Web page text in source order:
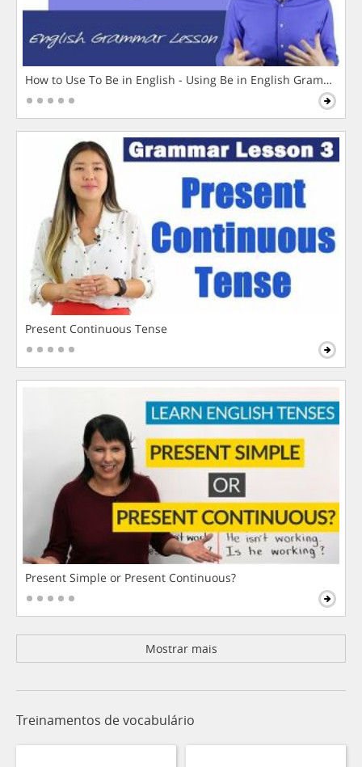
How to Use To Be in English - Using Be in English Grammar
Present Continuous Tense
Present Simple or Present Continuous?
Mostrar mais
Treinamentos de vocabulário